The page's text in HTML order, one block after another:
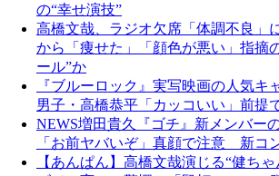
の“幸せ演技”
高橋文哉、ラジオ欠席「体調不良」
から「痩せた」「顔色が悪い」指摘
ール”か
『ブルーロック』実写映画の人気キ
男子・高橋恭平「カッコいい」前提
NEWS増田貴久『ゴチ』新メンバー
「お前ヤバいぞ」真顔で注意 新コ
【あんぱん】高橋文哉演じる“健ち